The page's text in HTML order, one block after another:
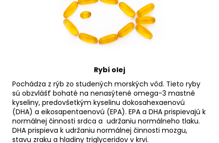
Rybí olej
Pochádza z rýb zo studených morských vôd. Tieto ryby
sú obzvlášť bohaté na nenasýtené omega-3 mastné
kyseliny, predovšetkým kyselinu dokosahexaenovú
(DHA) a eikosapentaenovú (EPA). EPA a DHA prispievajú k
normálnej činnosti srdca a udržaniu normálneho tlaku.
DHA prispieva k udržaniu normálnej činnosti mozgu,
stavu zraku a hladiny triglyceridov v krvi.